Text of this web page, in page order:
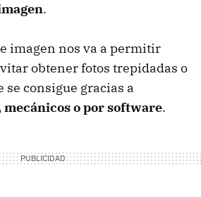
.
imagen nos va a permitir
obtener fotos trepidadas o
se consigue gracias a
mecánicos o por software.